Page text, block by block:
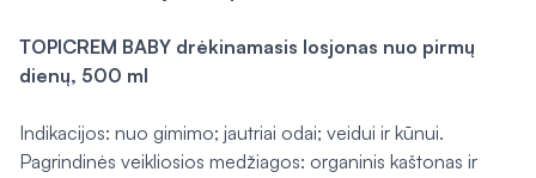
TOPICREM BABY drėkinamasis losjonas nuo pirmų
dienų, 500 ml
Indikacijos: nuo gimimo; jautriai odai; veidui ir kūnui.
Pagrindinės veikliosios medžiagos: organinis kaštonas ir